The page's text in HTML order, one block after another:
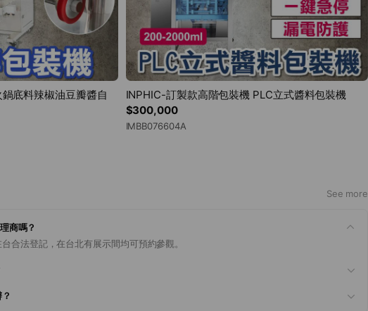
底料辣椒油豆瓣醬自
$300,000
INPHIC-訂製款高階包裝機 PLC立式醬料包裝機
IMBB076604A
See more
商嗎？
合法登記，在台北有展示間均可預約參觀。